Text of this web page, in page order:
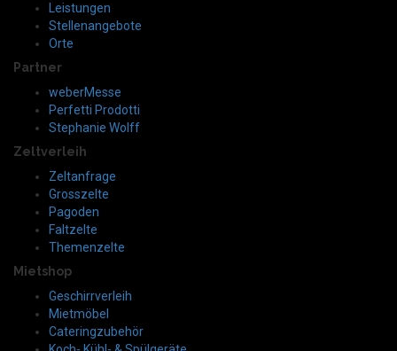
Leistungen
Stellenangebote
Orte
Partner
weberMesse
Perfetti Prodotti
Stephanie Wolff
Zeltverleih
Zeltanfrage
Grosszelte
Pagoden
Faltzelte
Themenzelte
Mietshop
Geschirrverleih
Mietmöbel
Cateringzubehör